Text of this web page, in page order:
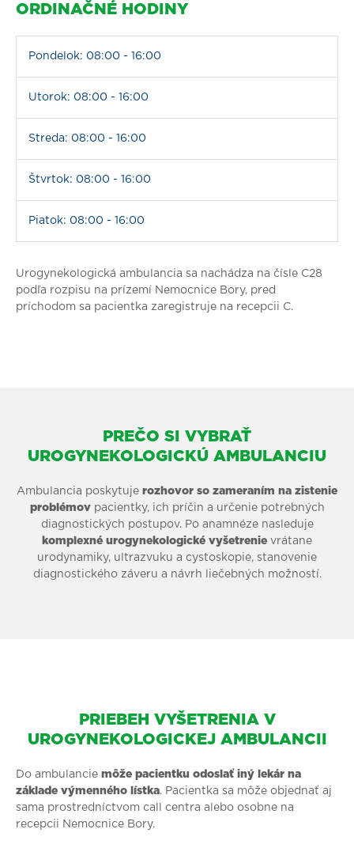
ORDINAČNÉ HODINY
Pondelok: 08:00 - 16:00
Utorok: 08:00 - 16:00
Streda: 08:00 - 16:00
Štvrtok: 08:00 - 16:00
Piatok: 08:00 - 16:00
Urogynekologická ambulancia sa nachádza na čísle C28
podľa rozpisu na prízemí Nemocnice Bory, pred
príchodom sa pacientka zaregistruje na recepcii C.
PREČO SI VYBRAŤ
UROGYNEKOLOGICKÚ AMBULANCIU
Ambulancia poskytuje rozhovor so zameraním na zistenie
problémovpacientky, ich príčin a určenie potrebných
diagnostických postupov. Po anamnéze nasleduje
komplexné urogynekologické vyšetrenie vrátane
urodynamiky, ultrazvuku a cystoskopie, stanovenie
diagnostického záveru a návrh liečebných možností.
PRIEBEH VYŠETRENIA V
UROGYNEKOLOGICKEJ AMBULANCII
Do ambulancie môže pacientku odoslať iný lekár na
základe výmenného lístka. Pacientka sa môže objednať aj
sama prostredníctvom call centra alebo osobne na
recepcii Nemocnice Bory.